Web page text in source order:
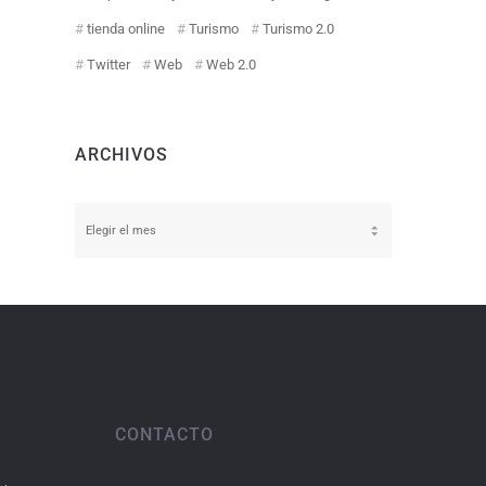
tienda online Turismo Turismo 2.0
Twitter Web Web 2.0
ARCHIVOS
CONTACTO